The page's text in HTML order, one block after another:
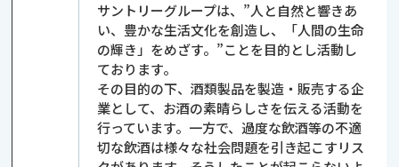
サントリーグループは、”人と自然と響きあ
い、豊かな生活文化を創造し、「人間の生命
の輝き」をめざす。”ことを目的とし活動し
ております。
その目的の下、酒類製品を製造・販売する企
業として、お酒の素晴らしさを伝える活動を
行っています。一方で、過度な飲酒等の不適
切な飲酒は様々な社会問題を引き起こすリス